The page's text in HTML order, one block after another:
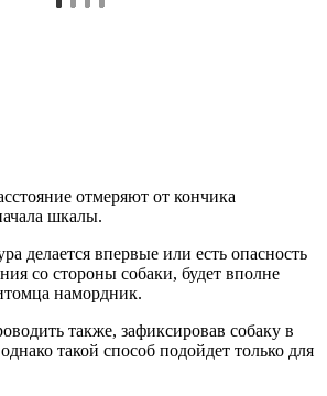
отмеряют от кончика
шкалы.
делается впервые или есть опасность
со стороны собаки, будет вполне
намордник.
также, зафиксировав собаку в
такой способ подойдет только для